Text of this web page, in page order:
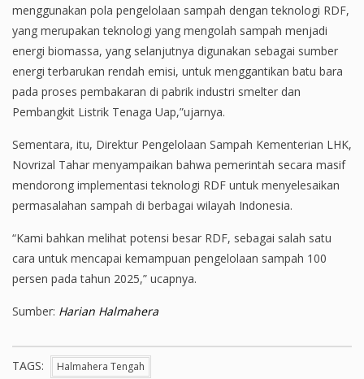
menggunakan pola pengelolaan sampah dengan teknologi RDF,
yang merupakan teknologi yang mengolah sampah menjadi
energi biomassa, yang selanjutnya digunakan sebagai sumber
energi terbarukan rendah emisi, untuk menggantikan batu bara
pada proses pembakaran di pabrik industri smelter dan
Pembangkit Listrik Tenaga Uap,”ujarnya.
Sementara, itu, Direktur Pengelolaan Sampah Kementerian LHK,
Novrizal Tahar menyampaikan bahwa pemerintah secara masif
mendorong implementasi teknologi RDF untuk menyelesaikan
permasalahan sampah di berbagai wilayah Indonesia.
“Kami bahkan melihat potensi besar RDF, sebagai salah satu
cara untuk mencapai kemampuan pengelolaan sampah 100
persen pada tahun 2025,” ucapnya.
Sumber: Harian Halmahera
TAGS:
Halmahera Tengah